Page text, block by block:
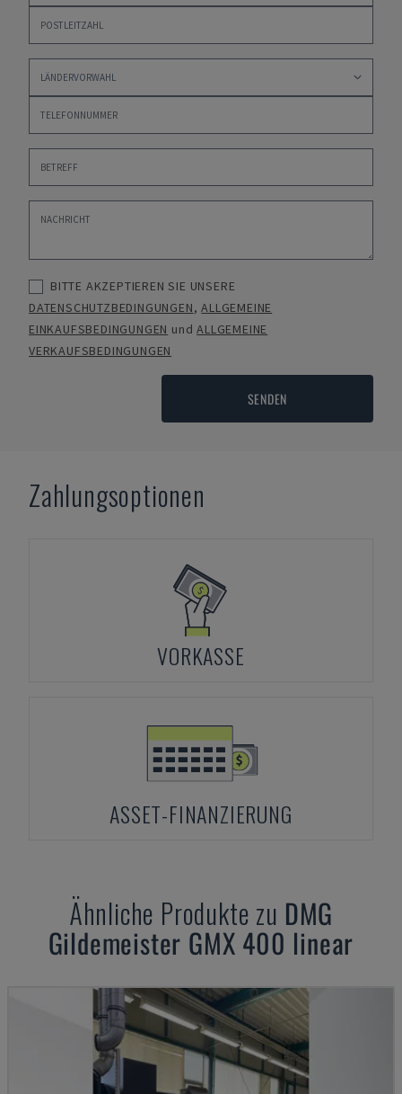
BITTE AKZEPTIEREN SIE UNSERE
DATENSCHUTZBEDINGUNGEN,ALLGEMEINE
EINKAUFSBEDINGUNGEN undALLGEMEINE
VERKAUFSBEDINGUNGEN
SENDEN
Zahlungsoptionen
VORKASSE
ASSET-FINANZIERUNG
Ähnliche Produkte zu DMG
Gildemeister GMX 400 linear